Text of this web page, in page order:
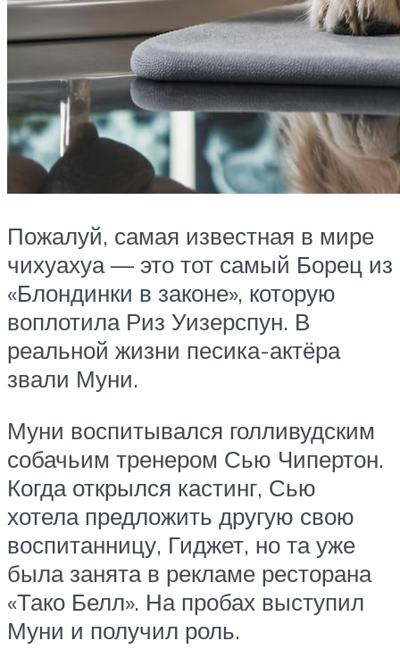
Пожалуй, самая известная в мире
чихуахуа — это тот самый Борец из
«Блондинки в законе», которую
воплотила Риз Уизерспун. В
реальной жизни песика-актёра
звали Муни.
Муни воспитывался голливудским
собачьим тренером Сью Чипертон.
Когда открылся кастинг, Сью
хотела предложить другую свою
воспитанницу, Гиджет, но та уже
была занята в рекламе ресторана
«Тако Белл». На пробах выступил
Муни и получил роль.